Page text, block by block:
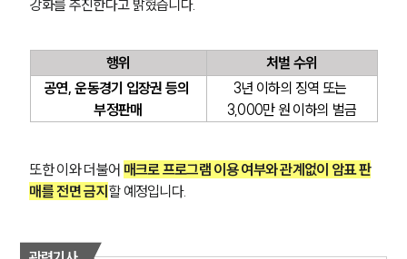
강화를 추진한다고 밝혔습니다.
행위
처벌 수위
공연, 운동경기 입장권 등의
부정판매
3년 이하의 징역 또는
3,000만 원 이하의 벌금
또한 이와 더불어 매크로 프로그램 이용 여부와 관계없이 암표 판
매를 전면 금지할 예정입니다.